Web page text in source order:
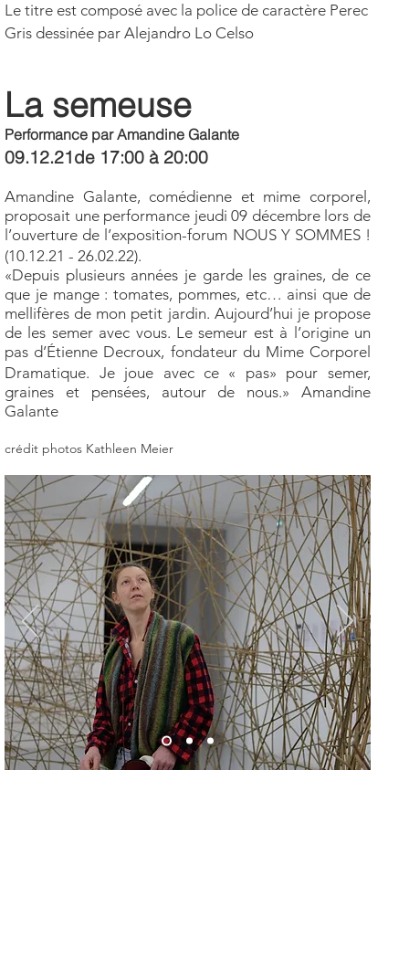
Le titre est composé avec la police de caractère Perec
Gris dessinée par Alejandro Lo Celso
La semeuse
Performance par Amandine Galante
09.12.21de 17:00 à 20:00
Amandine Galante, comédienne et mime corporel,
proposait une performance jeudi 09 décembre lors de
l’ouverture de l’exposition-forum NOUS Y SOMMES !
(10.12.21 - 26.02.22).
«Depuis plusieurs années je garde les graines, de ce
que je mange : tomates, pommes, etc… ainsi que de
mellifères de mon petit jardin. Aujourd’hui je propose
de les semer avec vous. Le semeur est à l’origine un
pas d’Étienne Decroux, fondateur du Mime Corporel
Dramatique. Je joue avec ce « pas» pour semer,
graines et pensées, autour de nous.» Amandine
Galante
crédit photos Kathleen Meier